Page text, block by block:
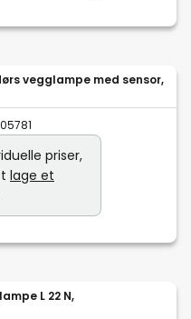
vegglampe med sensor,
priser,
lage et
L 22 N,